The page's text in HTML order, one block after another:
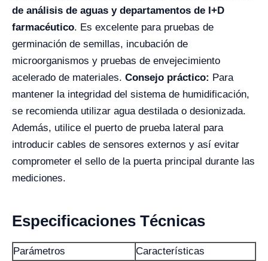
de análisis de aguas y departamentos de I+D
farmacéutico. Es excelente para pruebas de
germinación de semillas, incubación de
microorganismos y pruebas de envejecimiento
acelerado de materiales. Consejo práctico: Para
mantener la integridad del sistema de humidificación,
se recomienda utilizar agua destilada o desionizada.
Además, utilice el puerto de prueba lateral para
introducir cables de sensores externos y así evitar
comprometer el sello de la puerta principal durante las
mediciones.
Especificaciones Técnicas
Parámetros
Características